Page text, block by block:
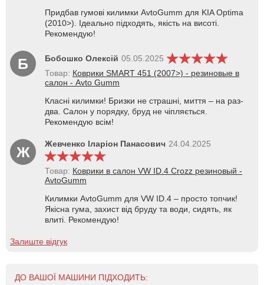
Придбав гумові килимки AvtoGumm для KIA Optima
(2010>). Ідеально підходять, якість на висоті.
Рекомендую!
Б Бобошко Олексій 05.05.2025
Товар: Коврики SMART 451 (2007>) - резиновые в
салон - Avto Gumm
Класні килимки! Бризки не страшні, миття – на раз-
два. Салон у порядку, бруд не чіпляється.
Рекомендую всім!
Ж Жевченко Іларіон Панасович 24.04.2025
Товар: Коврики в салон VW ID.4 Crozz резиновый -
AvtoGumm
Килимки AvtoGumm для VW ID.4 – просто топчик!
Якісна гума, захист від бруду та води, сидять, як
влиті. Рекомендую!
Залиште відгук
ДО ВАШОЇ МАШИНИ ПІДХОДИТЬ: